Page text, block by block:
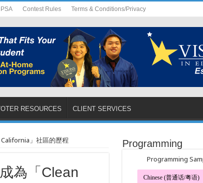
PSA Contest Rules Terms & Conditions/Privacy
RESOURCES CLIENT SERVICES
」社區的歷程
為「Clean
Programming
Programming
Chinese (普通话/粤语)